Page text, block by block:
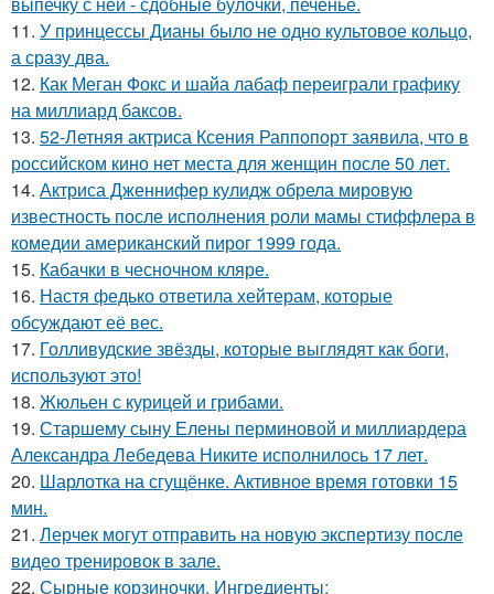
11. У принцессы Дианы было не одно культовое кольцо,
а сразу два.
12. Как Меган Фокс и шайа лабаф переиграли графику
на миллиард баксов.
13. 52-Летняя актриса Ксения Раппопорт заявила, что в
российском кино нет места для женщин после 50 лет.
14. Актриса Дженнифер кулидж обрела мировую
известность после исполнения роли мамы стиффлера в
комедии американский пирог 1999 года.
15. Кабачки в чесночном кляре.
16. Настя федько ответила хейтерам, которые
обсуждают её вес.
17. Голливудские звёзды, которые выглядят как боги,
используют это!
18. Жюльен с курицей и грибами.
19. Старшему сыну Елены перминовой и миллиардера
Александра Лебедева Никите исполнилось 17 лет.
20. Шарлотка на сгущёнке. Активное время готовки 15
мин.
21. Лерчек могут отправить на новую экспертизу после
видео тренировок в зале.
22. Сырные корзиночки. Ингредиенты: